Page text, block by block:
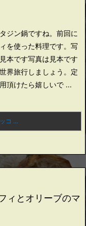
ジン鍋ですね。 前回に
を使った料理です。 写
本です写真は見本です
界旅行しましょう。 定
頂けたら嬉しいで ...
コ ...
ィとオリーブのマ